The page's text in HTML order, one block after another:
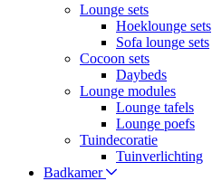
Lounge sets
Hoeklounge sets
Sofa lounge sets
Cocoon sets
Daybeds
Lounge modules
Lounge tafels
Lounge poefs
Tuindecoratie
Tuinverlichting
Badkamer